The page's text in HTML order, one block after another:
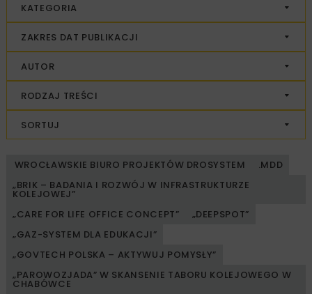
KATEGORIA
ZAKRES DAT PUBLIKACJI
AUTOR
RODZAJ TREŚCI
SORTUJ
WROCŁAWSKIE BIURO PROJEKTÓW DROSYSTEM
.MDD
„BRIK – BADANIA I ROZWÓJ W INFRASTRUKTURZE
KOLEJOWEJ”
„CARE FOR LIFE OFFICE CONCEPT”
„DEEPSPOT”
„GAZ-SYSTEM DLA EDUKACJI”
„GOVTECH POLSKA – AKTYWUJ POMYSŁY”
„PAROWOZJADA” W SKANSENIE TABORU KOLEJOWEGO W
CHABÓWCE